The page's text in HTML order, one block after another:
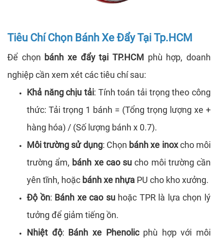
Tiêu Chí Chọn Bánh Xe Đẩy Tại Tp.HCM
Để chọn bánh xe đẩy tại TP.HCM phù hợp, doanh
nghiệp cần xem xét các tiêu chí sau:
Khả năng chịu tải: Tính toán tải trọng theo công
thức: Tải trọng 1 bánh = (Tổng trọng lượng xe +
hàng hóa) / (Số lượng bánh x 0.7).
Môi trường sử dụng: Chọn bánh xe inoxcho môi
trường ẩm, bánh xe cao su cho môi trường cần
yên tĩnh, hoặc bánh xe nhựa PU cho kho xưởng.
Độ ồn: Bánh xe cao suhoặc TPR là lựa chọn lý
tưởng để giảm tiếng ồn.
Nhiệt độ: Bánh xe Phenolicphù hợp với môi